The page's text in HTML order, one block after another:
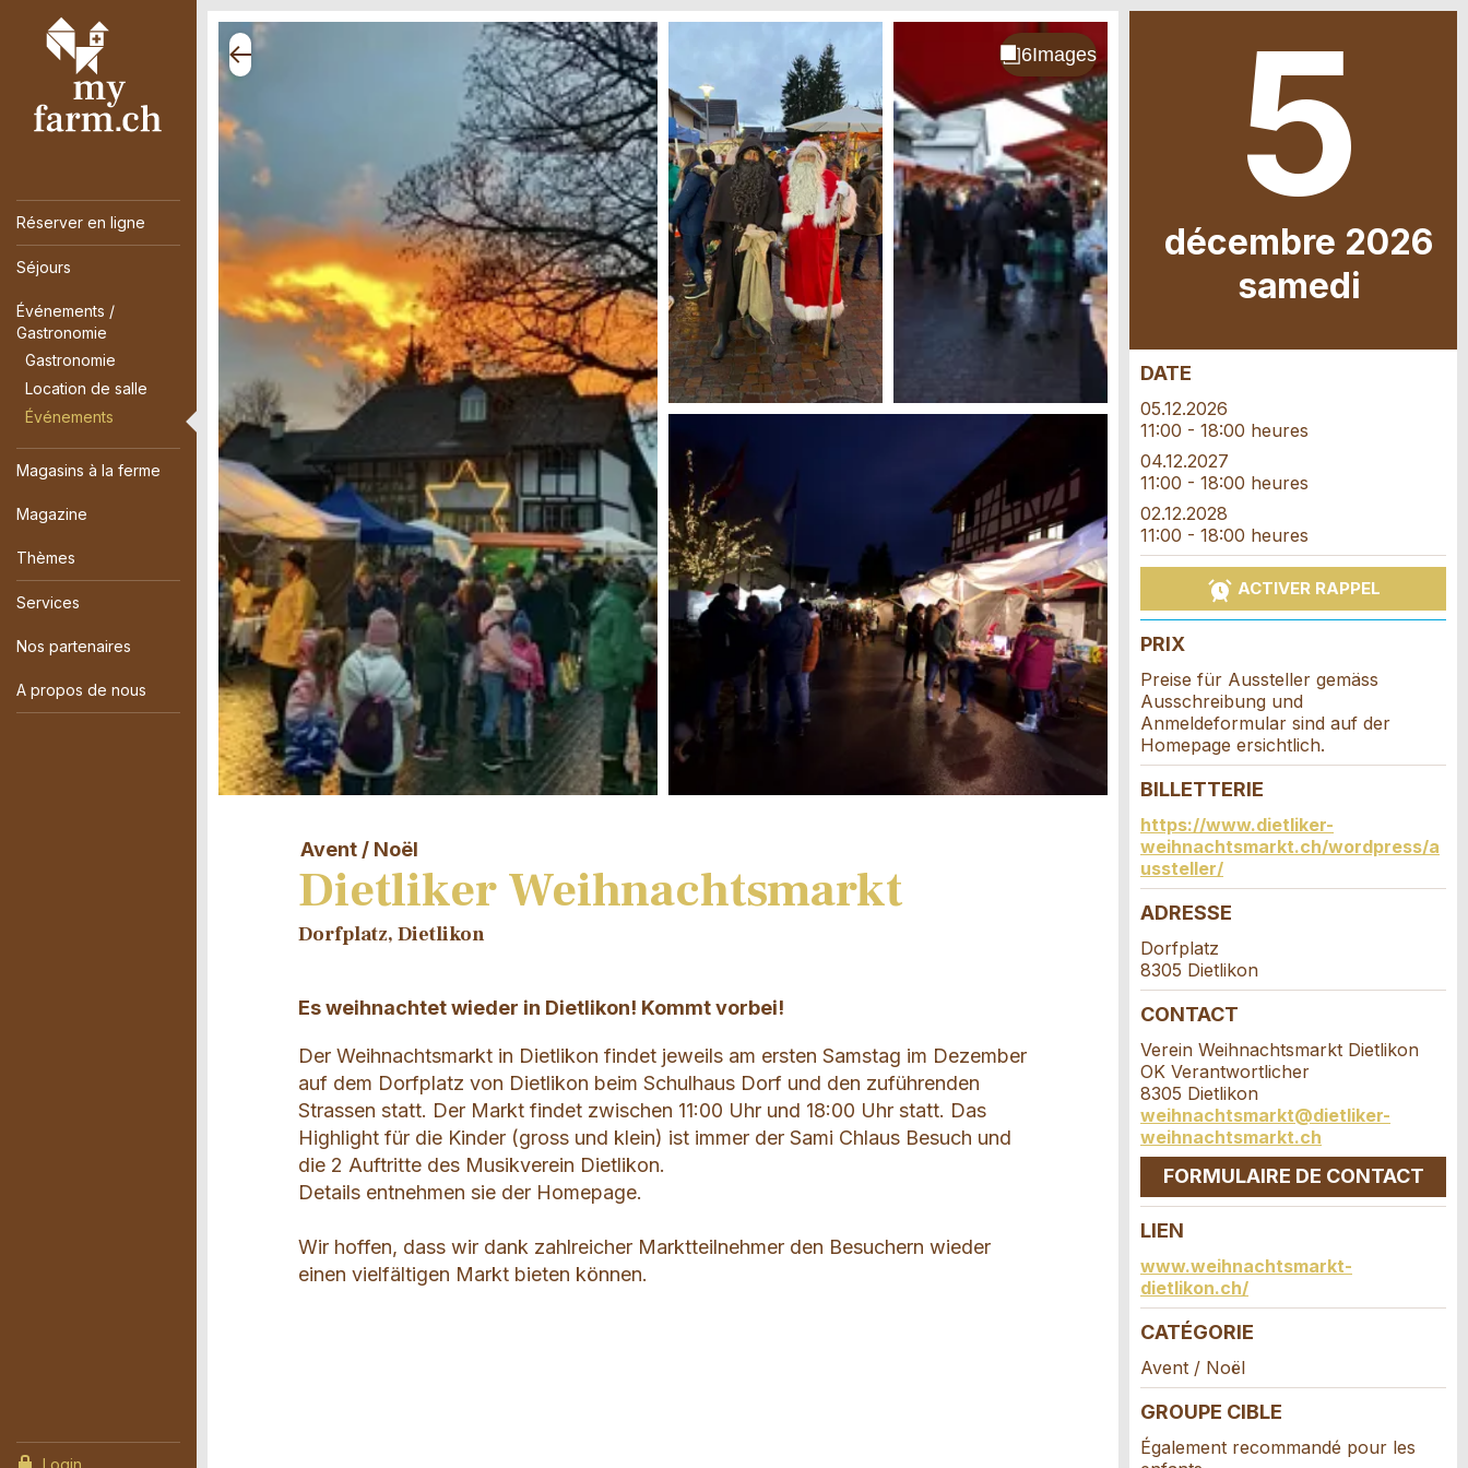
Réserver en ligne
Séjours
Événements /
Gastronomie
Gastronomie
Location de salle
Événements
Magasins à la ferme
Magazine
Thèmes
Services
Nos partenaires
A propos de nous
Login
Avent / Noël
Dietliker Weihnachtsmarkt
Dorfplatz, Dietlikon
Es weihnachtet wieder in Dietlikon! Kommt vorbei!
Der Weihnachtsmarkt in Dietlikon findet jeweils am ersten Samstag im Dezember
auf dem Dorfplatz von Dietlikon beim Schulhaus Dorf und den zuführenden
Strassen statt. Der Markt findet zwischen 11:00 Uhr und 18:00 Uhr statt. Das
Highlight für die Kinder (gross und klein) ist immer der Sami Chlaus Besuch und
die 2 Auftritte des Musikverein Dietlikon.
Details entnehmen sie der Homepage.
Wir hoffen, dass wir dank zahlreicher Marktteilnehmer den Besuchern wieder
einen vielfältigen Markt bieten können.
samedi
5
décembre 2026
DATE
05.12.2026
11:00 - 18:00 heures
04.12.2027
11:00 - 18:00 heures
02.12.2028
11:00 - 18:00 heures
ACTIVER RAPPEL
PRIX
Preise für Aussteller gemäss
Ausschreibung und
Anmeldeformular sind auf der
Homepage ersichtlich.
BILLETTERIE
https://www.dietliker-
weihnachtsmarkt.ch/wordpress/a
ussteller/
ADRESSE
Dorfplatz
8305 Dietlikon
CONTACT
Verein Weihnachtsmarkt Dietlikon
OK Verantwortlicher
8305 Dietlikon
weihnachtsmarkt@dietliker-
weihnachtsmarkt.ch
FORMULAIRE DE CONTACT
LIEN
www.weihnachtsmarkt-
dietlikon.ch/
CATÉGORIE
Avent / Noël
GROUPE CIBLE
Également recommandé pour les